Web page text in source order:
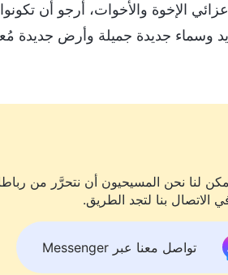
الإخوة والأخوات، أرجو أن
وسماء جديدة جميلة وأرض جديدة
لنا نحن المسيحيون أن نتحرَّر من
الاتصال بنا لتجد الطريق.
تواصل معنا عبر Messenger